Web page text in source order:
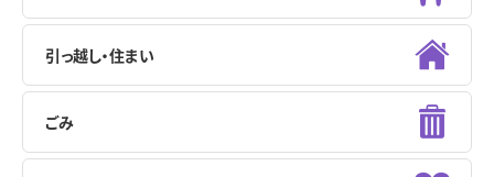
引っ越し・住まい
ごみ